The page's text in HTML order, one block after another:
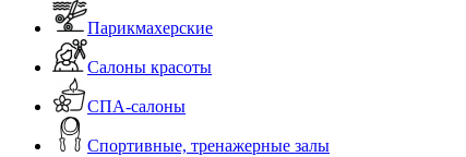
Парикмахерские
Салоны красоты
СПА-салоны
Спортивные, тренажерные залы